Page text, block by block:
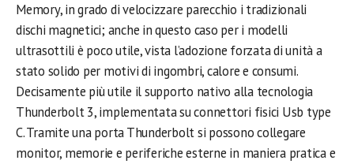
Memory, in grado di velocizzare parecchio i tradizionali
dischi magnetici; anche in questo caso per i modelli
ultrasottili è poco utile, vista l’adozione forzata di unità a
stato solido per motivi di ingombri, calore e consumi.
Decisamente più utile il supporto nativo alla tecnologia
Thunderbolt 3, implementata su connettori fisici Usb type
C. Tramite una porta Thunderbolt si possono collegare
monitor, memorie e periferiche esterne in maniera pratica e